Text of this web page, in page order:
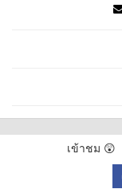
เข้าชม 😲